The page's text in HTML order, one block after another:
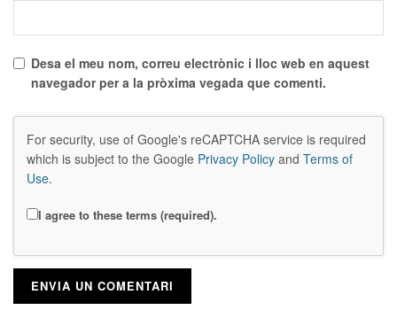
Desa el meu nom, correu electrònic i lloc web en aquest
navegador per a la pròxima vegada que comenti.
For security, use of Google's reCAPTCHA service is required
which is subject to the Google Privacy Policy and Terms of
Use.
I agree to these terms (required).